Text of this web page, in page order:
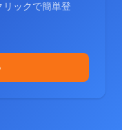
ックで簡単登